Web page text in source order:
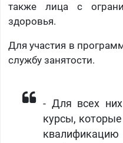
также лица с
здоровья.
Для участия в
службу занятости.
- Для всех них
курсы,